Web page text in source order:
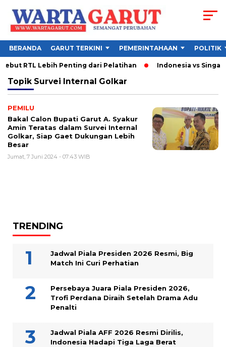
BERANDA GARUT TERKINI PEMERINTAHAAN POLITIK
RTL Lebih Penting dari Pelatihan Indonesia vs
Topik Survei Internal Golkar
PEMILU
Bakal Calon Bupati Garut A. Syakur
Amin Teratas dalam Survei Internal
Golkar, Siap Gaet Dukungan Lebih
Besar
Jumat, 7 Juni 2024 - 07:43 WIB
TRENDING
Jadwal Piala Presiden 2026 Resmi, Big
Match Ini Curi Perhatian
Persebaya Juara Piala Presiden 2026,
Trofi Perdana Diraih Setelah Drama Adu
Penalti
Jadwal Piala AFF 2026 Resmi Dirilis,
Indonesia Hadapi Tiga Laga Berat